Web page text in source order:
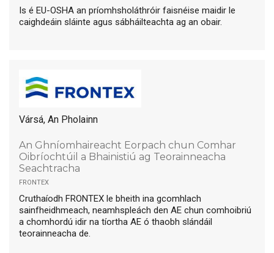
Is é EU-OSHA an príomhsholáthróir faisnéise maidir le
caighdeáin sláinte agus sábháilteachta ag an obair.
Vársá, An Pholainn
An Ghníomhaireacht Eorpach chun Comhar
Oibríochtúil a Bhainistiú ag Teorainneacha
Seachtracha
frontex
Cruthaíodh FRONTEX le bheith ina gcomhlach
sainfheidhmeach, neamhspleách den AE chun comhoibriú
a chomhordú idir na tíortha AE ó thaobh slándáil
teorainneacha de.